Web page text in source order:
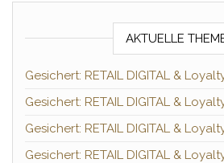
AKTUELLE
Gesichert: RETAIL DIGITAL &
Gesichert: RETAIL DIGITAL &
Gesichert: RETAIL DIGITAL &
Gesichert: RETAIL DIGITAL &